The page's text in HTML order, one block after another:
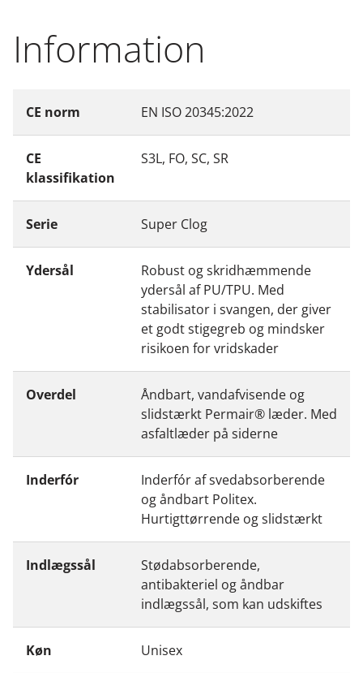
Information
CE norm EN ISO 20345:2022
CE
klassifikation
S3L, FO, SC, SR
Serie Super Clog
Ydersål
Robust og skridhæmmende
ydersål af PU/TPU. Med
stabilisator i svangen, der giver
et godt stigegreb og mindsker
risikoen for vridskader
Overdel
Åndbart, vandafvisende og
slidstærkt Permair® læder. Med
asfaltlæder på siderne
Inderfór
Inderfór af svedabsorberende
og åndbart Politex.
Hurtigttørrende og slidstærkt
Indlægssål
Stødabsorberende,
antibakteriel og åndbar
indlægssål, som kan udskiftes
Køn Unisex